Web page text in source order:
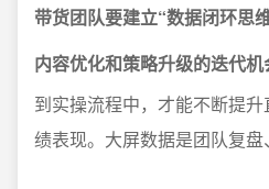
带货团队要建立“数据闭环思
内容优化和策略升级的迭代机
到实操流程中，才能不断提
绩表现。大屏数据是团队复盘